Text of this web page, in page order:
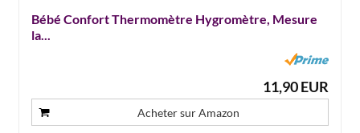
Bébé Confort Thermomètre Hygromètre, Mesure
la...
11,90 EUR
Acheter sur Amazon